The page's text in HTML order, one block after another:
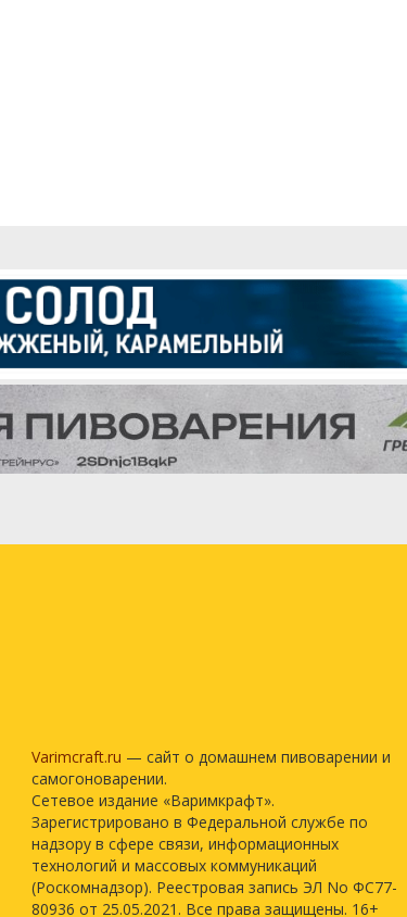
Varimcraft.ru — сайт о домашнем пивоварении и
самогоноварении.
Сетевое издание «Варимкрафт».
Зарегистрировано в Федеральной службе по
надзору в сфере связи, информационных
технологий и массовых коммуникаций
(Роскомнадзор). Реестровая запись ЭЛ No ФС77-
80936 от 25.05.2021. Все права защищены. 16+